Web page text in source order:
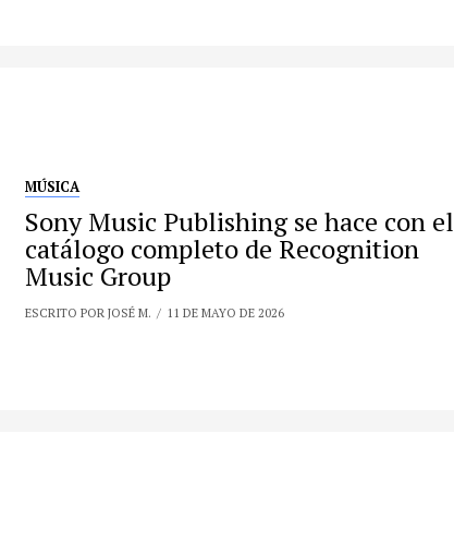
MÚSICA
Sony Music Publishing se hace con el
catálogo completo de Recognition
Music Group
ESCRITO POR JOSÉ M. 11 DE MAYO DE 2026